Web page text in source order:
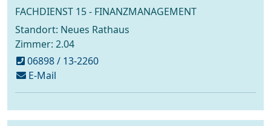
FACHDIENST 15 - FINANZMANAGEMENT
Standort: Neues Rathaus
Zimmer: 2.04
06898 / 13-2260
E-Mailschreiben
an